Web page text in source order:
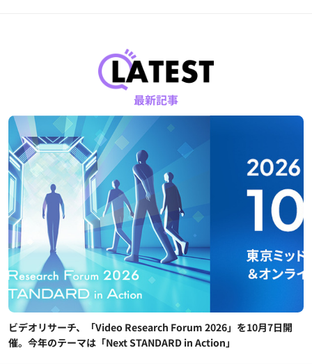
最新記事
ビデオリサーチ、「Video Research Forum 2026」を10月7日開
催。今年のテーマは「Next STANDARD in Action」